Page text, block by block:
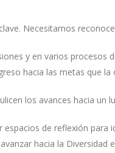
Necesitamos
y en varios procesos
hacia las metas que la
los avances hacia un
de reflexión
hacia la Diversidad